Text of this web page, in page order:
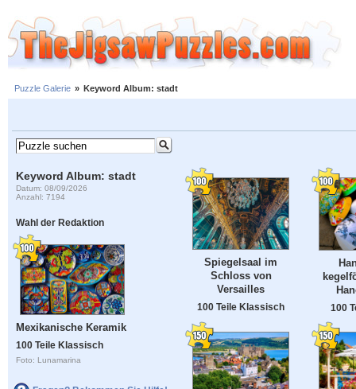
Puzzle Galerie » Keyword Album: stadt
Keyword Album: stadt
Datum: 08/09/2026
Anzahl: 7194
Wahl der Redaktion
Mexikanische Keramik
100 Teile Klassisch
Foto: Lunamarina
Spiegelsaal im
Schloss von
Versailles
100 Teile Klassisch 100